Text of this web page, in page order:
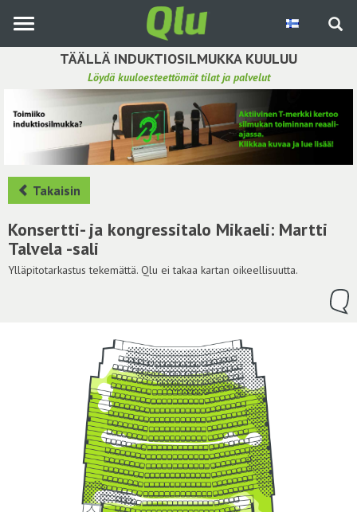
pääsisältöön
TÄÄLLÄ INDUKTIOSILMUKKA KUULUU
Löydä kuuloesteettömät tilat ja palvelut
Etsi induktiosilmukka
Tee ehdotus ja vaikuta kuulemiskokemukseen
Hae ehdotuksia
Käyttöohje
Yhteydenottopyyntö
Takaisin
Konsertti- ja kongressitalo Mikaeli: Martti
Talvela -sali
Ylläpitotarkastus tekemättä. Qlu ei takaa kartan oikeellisuutta.